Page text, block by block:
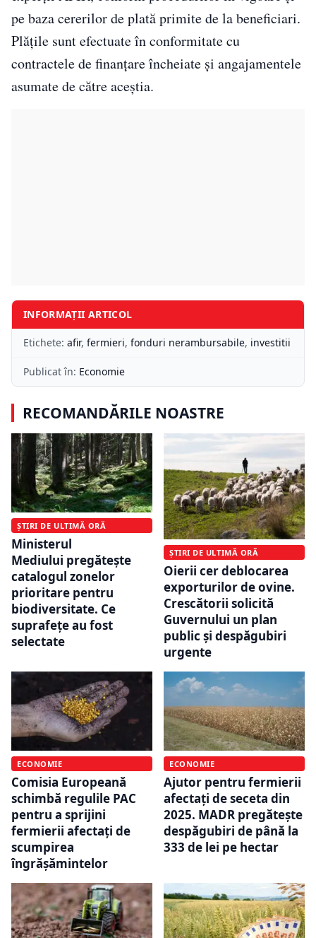
pe baza cererilor de plată primite de la beneficiari.
Plățile sunt efectuate în conformitate cu
contractele de finanțare încheiate și angajamentele
asumate de către aceștia.
INFORMAȚII ARTICOL
Etichete: afir, fermieri, fonduri nerambursabile, investitii
Publicat în: Economie
RECOMANDĂRILE NOASTRE
ȘTIRI DE ULTIMĂ ORĂ
Ministerul
Mediului pregătește
catalogul zonelor
prioritare pentru
biodiversitate. Ce
suprafețe au fost
selectate
ȘTIRI DE ULTIMĂ ORĂ
Oierii cer deblocarea
exporturilor de ovine.
Crescătorii solicită
Guvernului un plan
public și despăgubiri
urgente
ECONOMIE
Comisia Europeană
schimbă regulile PAC
pentru a sprijini
fermierii afectați de
scumpirea
îngrășămintelor
ECONOMIE
Ajutor pentru fermierii
afectați de seceta din
2025. MADR pregătește
despăgubiri de până la
333 de lei pe hectar